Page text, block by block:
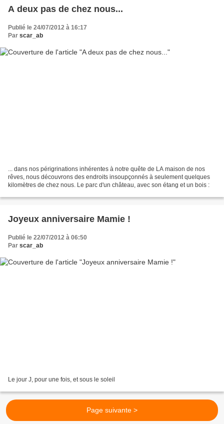
A deux pas de chez nous...
Publié le 24/07/2012 à 16:17
Par scar_ab
... dans nos périgrinations inhérentes à notre quête de LA maison de nos
rêves, nous découvrons des endroits insoupçonnés à seulement quelques
kilomètres de chez nous. Le parc d'un château, avec son étang et un bois :
Joyeux anniversaire Mamie !
Publié le 22/07/2012 à 06:50
Par scar_ab
Le jour J, pour une fois, et sous le soleil
Page suivante >